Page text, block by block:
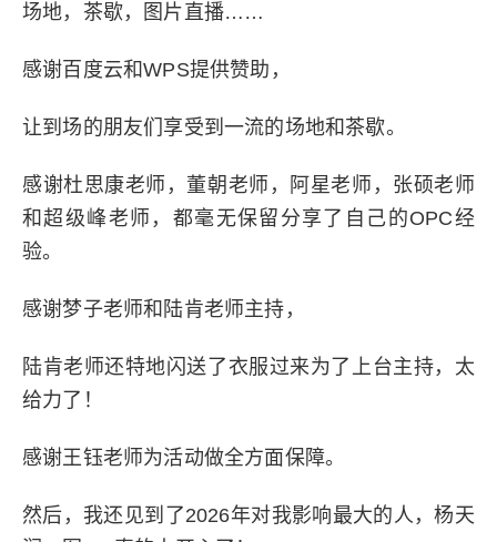
场地，茶歇，图片直播……
感谢百度云和WPS提供赞助，
让到场的朋友们享受到一流的场地和茶歇。
感谢杜思康老师，董朝老师，阿星老师，张硕老师
和超级峰老师，都毫无保留分享了自己的OPC经
验。
感谢梦子老师和陆肯老师主持，
陆肯老师还特地闪送了衣服过来为了上台主持，太
给力了！
感谢王钰老师为活动做全方面保障。
然后，我还见到了2026年对我影响最大的人，杨天